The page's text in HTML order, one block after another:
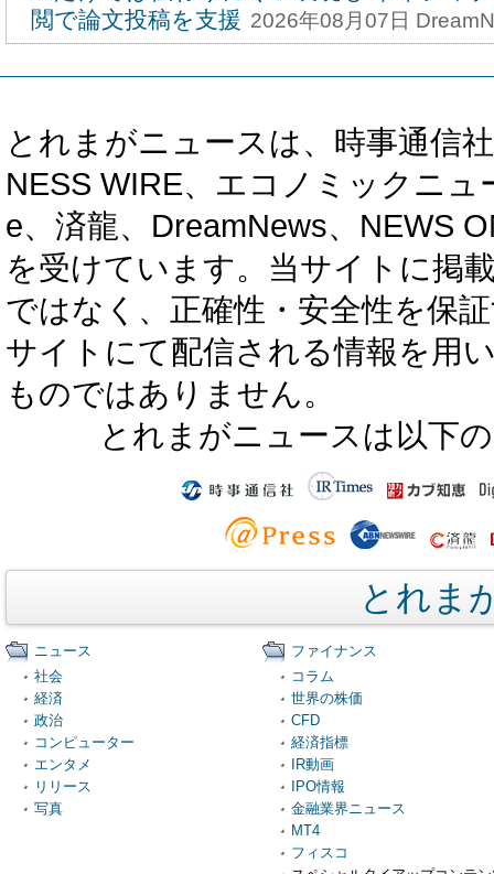
閲で論文投稿を支援 2026年08月07日
とれまがニュースは、時事通信
NESS WIRE、エコノミックニ
e、済龍、DreamNews、NEWS
を受けています。当サイトに掲
ではなく、正確性・安全性を保
サイトにて配信される情報を用
ものではありません。
とれまがニュースは以下
とれま
ニュース
社会
経済
政治
コンピューター
エンタメ
リリース
写真
ファイナンス
コラム
世界の株価
CFD
経済指標
IR動画
IPO情報
金融業界ニュース
MT4
フィスコ